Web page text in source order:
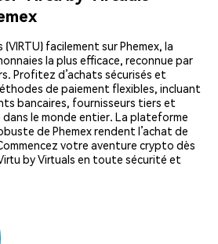
facilement sur Phemex, la
la plus efficace, reconnue par
Profitez d’achats sécurisés et
de paiement flexibles, incluant
bancaires, fournisseurs tiers et
dans le monde entier. La plateforme
de Phemex rendent l’achat de
votre aventure crypto dès
by Virtuals en toute sécurité et